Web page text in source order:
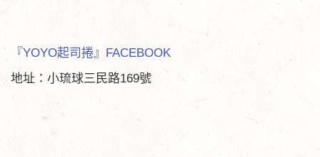
『YOYO起司捲』FACEBOOK
地址：小琉球三民路169號